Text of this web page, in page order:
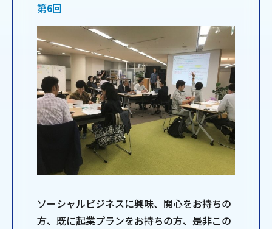
第6回
ソーシャルビジネスに興味、関心をお持ちの
方、既に起業プランをお持ちの方、是非この